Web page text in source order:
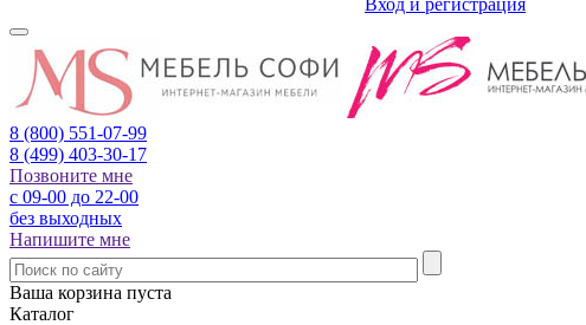
Вход и регистрация
8 (800) 551-07-99
8 (499) 403-30-17
Позвоните мне
с 09-00 до 22-00
без выходных
Напишите мне
Ваша корзина пуста
Каталог